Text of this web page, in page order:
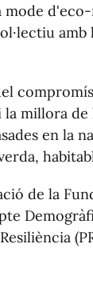
amb
millora de
en la
de la